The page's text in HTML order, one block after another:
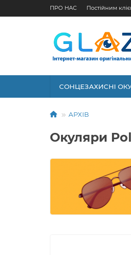
ПРО НАС Постійним
СОНЦЕЗАХИСНІ
АРХІВ
Окуляри